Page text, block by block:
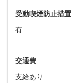
受動喫煙防止措置
有
交通費
支給あり